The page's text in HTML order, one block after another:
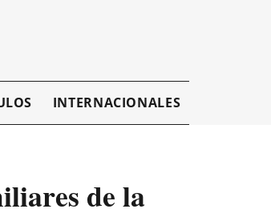
INTERNACIONALES
de la